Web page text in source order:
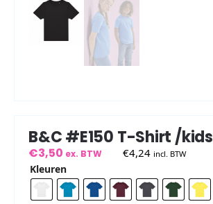
B&C #E150 T-Shirt /kids
€3,50 ex. BTW €4,24 incl. BTW
Kleuren